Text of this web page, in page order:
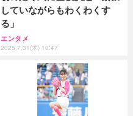
していながらもわくわくす
る」
エンタメ
2025.7.31(木) 10:47